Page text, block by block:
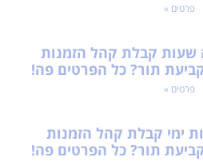
פרטים »
שעות קבלת קהל הזמנות
קביעת תור? כל הפרטים פה!
פרטים »
ימי קבלת קהל הזמנות
קביעת תור? כל הפרטים פה!